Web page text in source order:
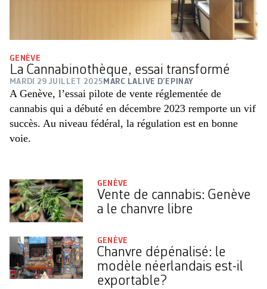
GENÈVE
La Cannabinothèque, essai transformé
MARDI 29 JUILLET 2025 MARC LALIVE D’EPINAY
A Genève, l’essai pilote de vente réglementée de
cannabis qui a débuté en décembre 2023 remporte un vif
succès. Au niveau fédéral, la régulation est en bonne
voie.
GENÈVE
Vente de cannabis: Genève
a le chanvre libre
GENÈVE
Chanvre dépénalisé: le
modèle néerlandais est-il
exportable?